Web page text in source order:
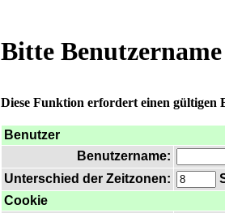
Bitte
Diese Funktion erfordert einen gültigen
Benutzer
Benutzername:
Unterschied der Zeitzonen:
Cookie